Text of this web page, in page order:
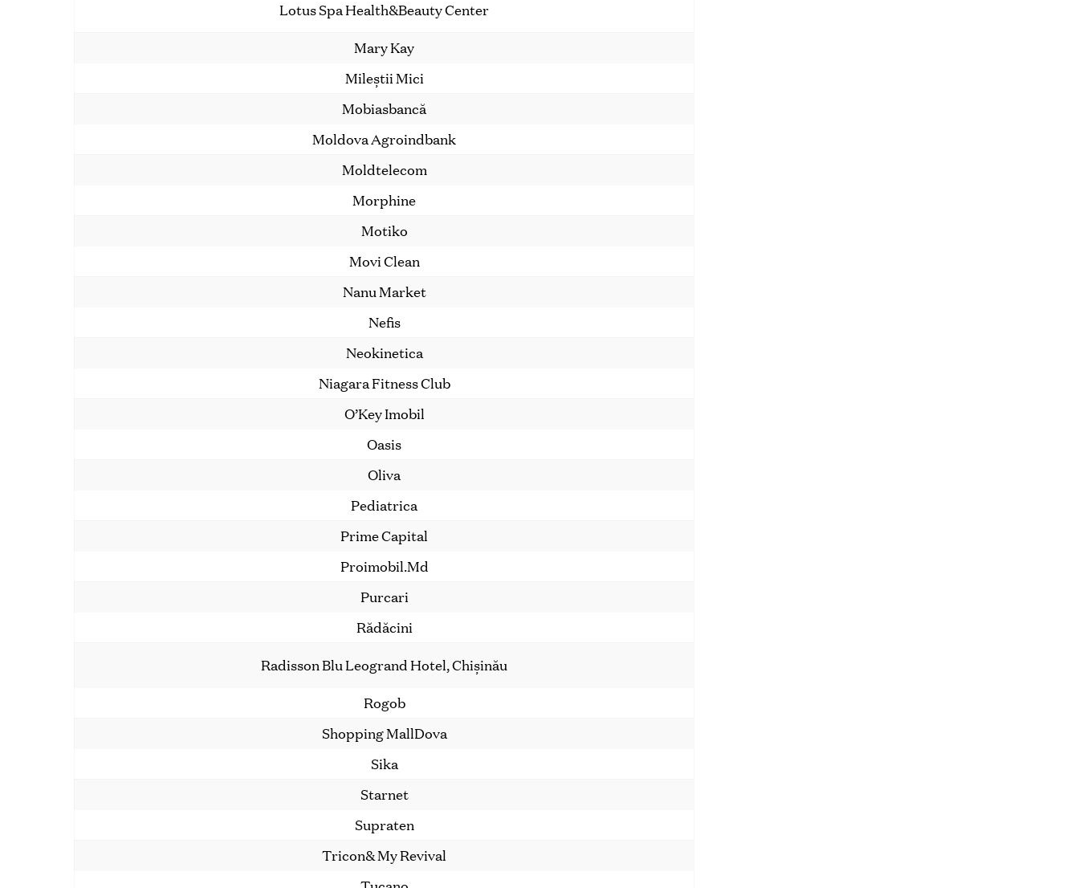
Lotus Spa Health&Beauty Center
Mary Kay
Mileștii Mici
Mobiasbancă
Moldova Agroindbank
Moldtelecom
Morphine
Motiko
Movi Clean
Nanu Market
Nefis
Neokinetica
Niagara Fitness Club
O’Key Imobil
Oasis
Oliva
Pediatrica
Prime Capital
Proimobil.Md
Purcari
Rădăcini
Radisson Blu Leogrand Hotel, Chișinău
Rogob
Shopping MallDova
Sika
Starnet
Supraten
Tricon& My Revival